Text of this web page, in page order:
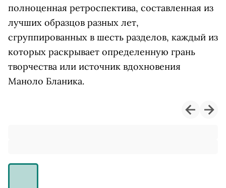
полноценная ретроспектива, составленная из
лучших образцов разных лет,
сгруппированных в шесть разделов, каждый из
которых раскрывает определенную грань
творчества или источник вдохновения
Маноло Бланика.